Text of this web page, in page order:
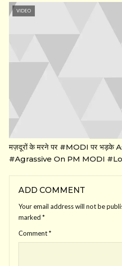
VIDEO
मज़दूरों के मरने पर #MODI पर भड़के
#Agrassive On PM MODI
ADD COMMENT
Your email address will not be
marked *
Comment*